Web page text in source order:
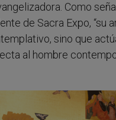
Como
de Sacra Expo, “su
sino que
al hombre